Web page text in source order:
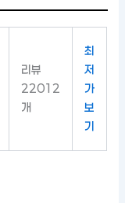
리뷰
22012
개
최
저
가
보
기